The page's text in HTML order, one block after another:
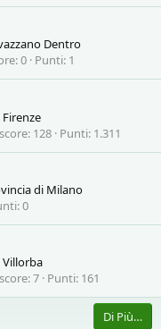
Dentro
0 Punti 1
Firenze
128 Punti 1.311
di Milano
0
Villorba
7 Punti 161
Di Più…